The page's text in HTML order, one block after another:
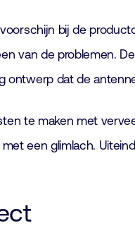
bij de
van de problemen.
ontwerp dat de
te maken met
een glimlach.